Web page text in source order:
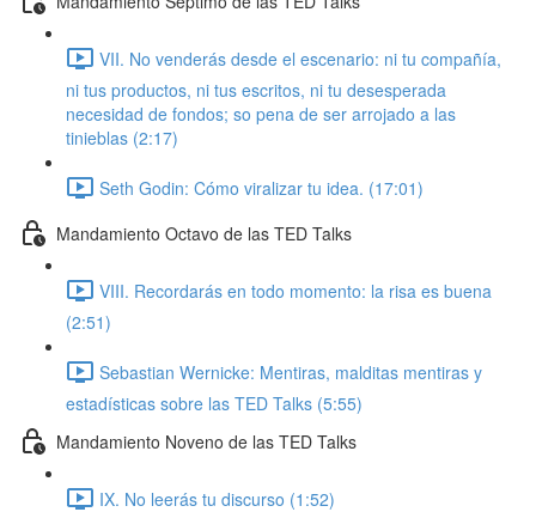
VII. No venderás desde el escenario: ni tu compañía,
ni tus productos, ni tus escritos, ni tu desesperada
necesidad de fondos; so pena de ser arrojado a las
tinieblas (2:17)
Seth Godin: Cómo viralizar tu idea. (17:01)
Mandamiento Octavo de las TED Talks
VIII. Recordarás en todo momento: la risa es buena
(2:51)
Sebastian Wernicke: Mentiras, malditas mentiras y
estadísticas sobre las TED Talks (5:55)
Mandamiento Noveno de las TED Talks
IX. No leerás tu discurso (1:52)